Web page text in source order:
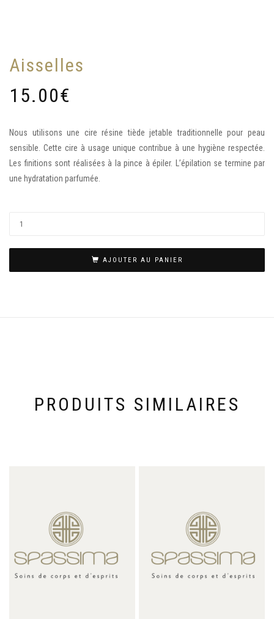
Aisselles
15.00€
Nous utilisons une cire résine tiède jetable traditionnelle pour peau
sensible. Cette cire à usage unique contribue à une hygiène respectée.
Les finitions sont réalisées à la pince à épiler. L’épilation se termine par
une hydratation parfumée.
AJOUTER AU PANIER
PRODUITS SIMILAIRES